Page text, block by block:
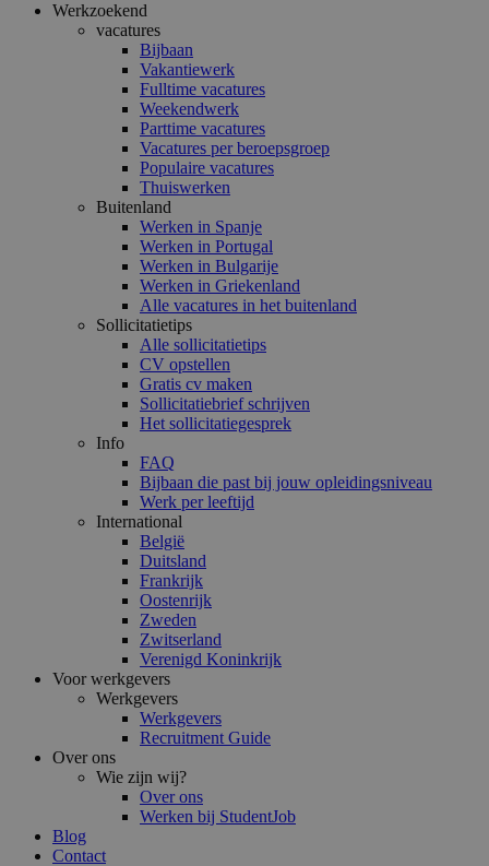
Werkzoekend
vacatures
Bijbaan
Vakantiewerk
Fulltime vacatures
Weekendwerk
Parttime vacatures
Vacatures per beroepsgroep
Populaire vacatures
Thuiswerken
Buitenland
Werken in Spanje
Werken in Portugal
Werken in Bulgarije
Werken in Griekenland
Alle vacatures in het buitenland
Sollicitatietips
Alle sollicitatietips
CV opstellen
Gratis cv maken
Sollicitatiebrief schrijven
Het sollicitatiegesprek
Info
FAQ
Bijbaan die past bij jouw opleidingsniveau
Werk per leeftijd
International
België
Duitsland
Frankrijk
Oostenrijk
Zweden
Zwitserland
Verenigd Koninkrijk
Voor werkgevers
Werkgevers
Werkgevers
Recruitment Guide
Over ons
Wie zijn wij?
Over ons
Werken bij StudentJob
Blog
Contact